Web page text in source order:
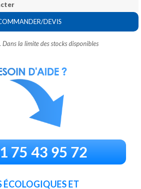
DEVIS
la limite des stocks disponibles
75 43 95 72
ÉCOLOGIQUES ET